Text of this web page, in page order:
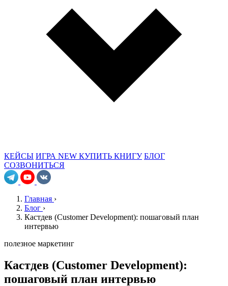
КЕЙСЫ ИГРА NEW КУПИТЬ КНИГУ БЛОГ
СОЗВОНИТЬСЯ
Главная ›
Блог ›
Кастдев (Customer Development): пошаговый план
интервью
полезное маркетинг
Кастдев (Customer Development):
пошаговый план интервью